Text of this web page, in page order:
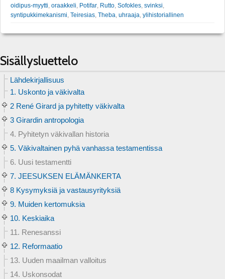
oidipus-myytti oraakkeli Potifar Rutto Sofokles svinksi
syntipukkimekanismi Teiresias Theba uhraaja ylihistoriallinen
Sisällysluettelo
Lähdekirjallisuus
1. Uskonto ja väkivalta
2 René Girard ja pyhitetty väkivalta
3 Girardin antropologia
4. Pyhitetyn väkivallan historia
5. Väkivaltainen pyhä vanhassa testamentissa
6. Uusi testamentti
7. JEESUKSEN ELÄMÄNKERTA
8 Kysymyksiä ja vastausyrityksiä
9. Muiden kertomuksia
10. Keskiaika
11. Renesanssi
12. Reformaatio
13. Uuden maailman valloitus
14. Uskonsodat